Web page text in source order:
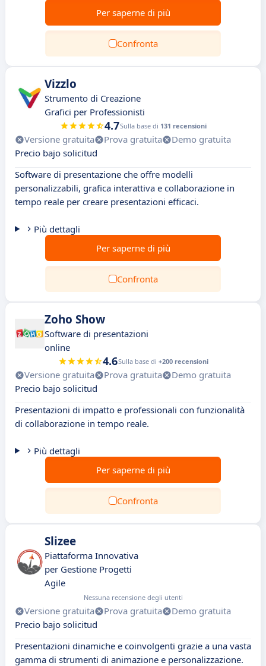
Per saperne di più
Confronta
Vizzlo
Strumento di Creazione
Grafici per Professionisti
4.7Sulla base di 131 recensioni
Versione gratuita Prova gratuita
Demo gratuita
Precio bajo solicitud
Software di presentazione che offre modelli
personalizzabili, grafica interattiva e collaborazione in
tempo reale per creare presentazioni efficaci.
Più dettagli
Per saperne di più
Confronta
Zoho Show
Software di presentazioni
online
4.6Sulla base di +200 recensioni
Versione gratuita Prova gratuita
Demo gratuita
Precio bajo solicitud
Presentazioni di impatto e professionali con funzionalità
di collaborazione in tempo reale.
Più dettagli
Per saperne di più
Confronta
Slizee
Piattaforma Innovativa
per Gestione Progetti
Agile
Nessuna recensione degli utenti
Versione gratuita Prova gratuita
Demo gratuita
Precio bajo solicitud
Presentazioni dinamiche e coinvolgenti grazie a una vasta
gamma di strumenti di animazione e personalizzazione.